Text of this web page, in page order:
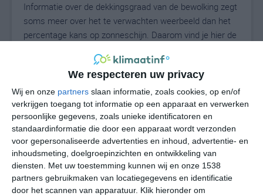
We respecteren uw privacy
Wij en onze partners slaan informatie, zoals cookies, op en/of
verkrijgen toegang tot informatie op een apparaat en verwerken
persoonlijke gegevens, zoals unieke identificatoren en
standaardinformatie die door een apparaat wordt verzonden
voor gepersonaliseerde advertenties en inhoud, advertentie- en
inhoudsmeting, doelgroepinzichten en ontwikkeling van
diensten. Met uw toestemming kunnen wij en onze 1538
partners gebruikmaken van locatiegegevens en identificatie
door het scannen van apparatuur. Klik hieronder om
Informatie over de dekkingsgraad van de bewolking zegt
soms meer over het te verwachten weerbeeld dan het
percentage kans op zonneschijn. Daarom vind je hier de
21°C
do vr za zo